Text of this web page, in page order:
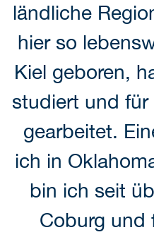
ländliche
hier so
Kiel geboren,
studiert und für
gearbeitet.
ich in
bin ich seit
Coburg und